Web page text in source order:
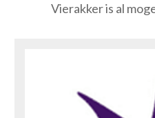
Vierakker is al